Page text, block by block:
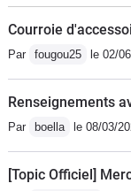
Courroie
Par fougou25 le 02/
Renseignements
Par boella le 08/03/
[Topic Officiel]